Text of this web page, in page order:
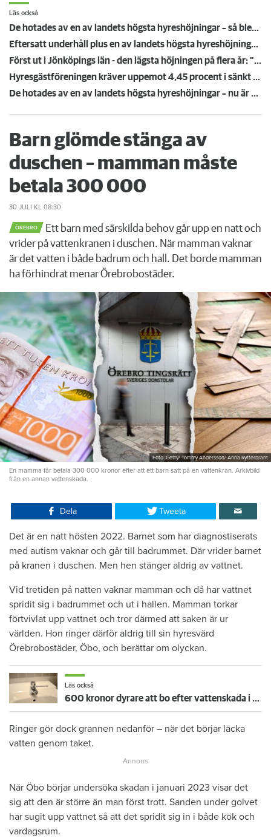
Läs också
De hotades av en av landets högsta hyreshöjningar – så blev det
Eftersatt underhåll plus en av landets högsta hyreshöjningar – hyresgäster får ta smällen för miljonförlusterna
Först ut i Jönköpings län - den lägsta höjningen på flera år: "Vi är på väg neråt nu"
Hyresgästföreningen kräver uppemot 4,45 procent i sänkt hyra: "Gränsen är nådd"
De hotades av en av landets högsta hyreshöjningar – nu är hyrorna klara
Barn glömde stänga av
duschen – mamman måste
betala 300 000
30 JULI KL 08:30
ÖREBRO
Ett barn med särskilda behov går upp en natt och
vrider på vattenkranen i duschen. När mamman vaknar
är det vatten i både badrum och hall. Det borde mamman
ha förhindrat menar Örebrobostäder.
Foto: Getty/ Tommy Andersson/ Anna Rytterbrant
En mamma får betala 300 000 kronor efter att ett barn satt på en vattenkran. Arkivbild
från en annan vattenskada.
Dela Tweeta
Det är en natt hösten 2022. Barnet som har diagnostiserats
med autism vaknar och går till badrummet. Där vrider barnet
på kranen i duschen. Men hen stänger aldrig av vattnet.
Vid tretiden på natten vaknar mamman och då har vattnet
spridit sig i badrummet och ut i hallen. Mamman torkar
förtvivlat upp vattnet och tror därmed att saken är ur
världen. Hon ringer därför aldrig till sin hyresvärd
Örebrobostäder, Öbo, och berättar om olyckan.
Läs också
600 kronor dyrare att bo efter vattenskada i Varberg
Ringer gör dock grannen nedanför – när det börjar läcka
vatten genom taket.
När Öbo börjar undersöka skadan i januari 2023 visar det
sig att den är större än man först trott. Sanden under golvet
har sugit upp vattnet så att det spridit sig in i både kök och
vardagsrum.